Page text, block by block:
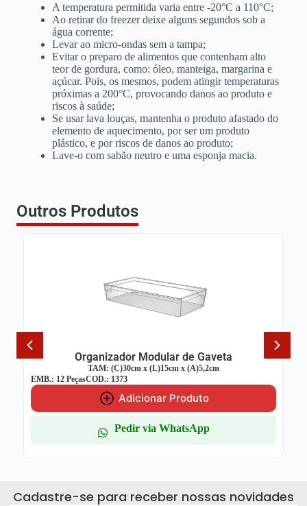
A temperatura permitida varia entre -20°C a 110°C;
Ao retirar do freezer deixe alguns segundos sob a
água corrente;
Levar ao micro-ondas sem a tampa;
Evitar o preparo de alimentos que contenham alto
teor de gordura, como: óleo, manteiga, margarina e
açúcar. Pois, os mesmos, podem atingir temperaturas
próximas a 200°C, provocando danos ao produto e
riscos à saúde;
Se usar lava louças, mantenha o produto afastado do
elemento de aquecimento, por ser um produto
plástico, e por riscos de danos ao produto;
Lave-o com sabão neutro e uma esponja macia.
Outros Produtos
Organizador Modular de Gaveta
TAM: (C)30cm x (L)15cm x (A)5,2cm
12 PeçasCOD.: 1373
Adicionar Produto
Pedir via WhatsApp
Cadastre-se para receber nossas novidades